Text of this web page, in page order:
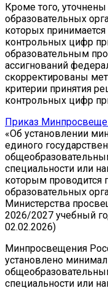
Кроме того, уточнены
образовательных
которых
контрольных цифр
образовательным
ассигнований
скорректированы
критерии принятия
контрольных цифр
Приказ
«Об установлении
единого
специальности или
которым проводится
образовательных
Министерства
2026/2027 учебный
02.02.2026)
Минпросвещения
установлено
специальности или